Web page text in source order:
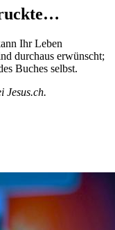
Ihr Leben
durchaus erwünscht;
Buches selbst.
Jesus.ch.